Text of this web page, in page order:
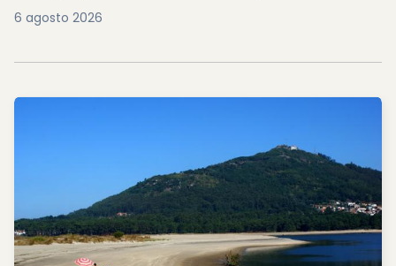
6 agosto 2026